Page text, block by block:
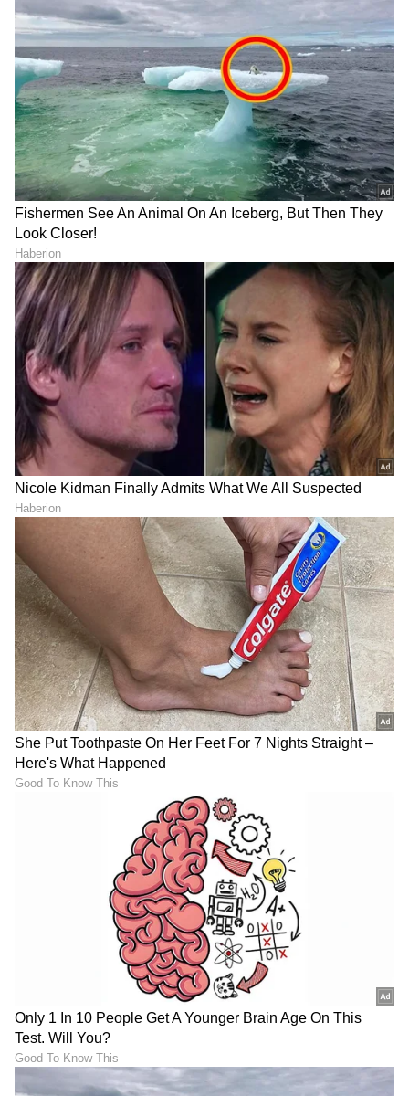
ಕಾವೇರಿ ನೀರು ಬರದಿದ್ರೂ
ತಮಿಳುನಾಡಿನ ಈ ನದಿ ಬತ್ತಲ್ಲ!
365 ದಿನ ಹರಿಯೋ
ರಹಸ್ಯವೇನು?
ಕೃತಕ ಬುದ್ಧಿಮತ್ತೆ (AI) ಬಳಸಿ
ವೈರಸ್‌ಗಳನ್ನು ಸೃಷ್ಟಿಸುವಲ್ಲಿ
ವಿಜ್ಞಾನಿಗಳು ಯಶಸ್ವಿ
India Latest News Live:
WTC ಪಾಯಿಂಟ್ಸ್ ಪಟ್ಟಿಯಲ್ಲಿ
ಭಾರತದ ಸ್ಥಾನ ಏನು..? ಇಲ್ಲಿದೆ
ಲೇಟೆಸ್ಟ್ ಅಪ್ಡೇಟ್
ಬೆಂಗಳೂರಿನಿಂದ ಕೆಲವೇ ಗಂಟೆ
ಪ್ರಯಾಣ: ಶಿಖರ, ನದಿ, ದಟ್ಟಕಾಡು,
ಮಳೆ, ಮಂಜಿನ ಸ್ವರ್ಗ; ಇಲ್ಲಿವೆ 5
ಮಾಂತ್ರಿಕ ಲೋಕ
LATEST VIDEOS
"ರಾಜಕೀಯ ಬೇಡ, ಸಿನಿಮಾನೇ ಪ್ರಾಣ":
ಕನಕೋತ್ಸವದಲ್ಲಿ ರಿಷಬ್ ಶೆಟ್ಟಿ | Rishab
Shetty speech | Suvarna News
ಶೇ.50 ರಿಂದ ಶೇ.18 ಕ್ಕೆ TAX ಇಳಿಕೆ: ಮೋದಿ-
ಟ್ರಂಪ್ ಐತಿಹಾಸಿಕ ಒಪ್ಪಂದ | India US
Trade Deal | Party Rounds